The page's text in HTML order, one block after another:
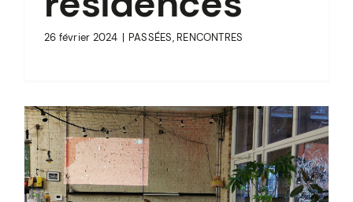
26 février 2024 | PASSÉES, RENCONTRES